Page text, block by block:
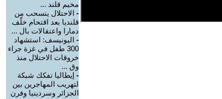
مخيم قلند ...
- الاحتلال ينسحب من
قلنديا بعد اقتحام خلّف
دمارا واعتقالات بال ...
- اليونيسف: استشهاد
300 طفل في غزة جراء
خروقات الاحتلال منذ
وق ...
- إيطاليا تفكك شبكة
لتهريب المهاجرين بين
الجزائر وسردينيا وفرن